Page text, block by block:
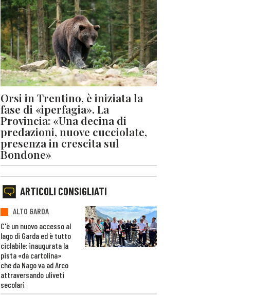
Orsi in Trentino, è iniziata la
fase di «iperfagia». La
Provincia: «Una decina di
predazioni, nuove cucciolate,
presenza in crescita sul
Bondone»
ARTICOLI CONSIGLIATI
ALTO GARDA
C'è un nuovo accesso al
lago di Garda ed è tutto
ciclabile: inaugurata la
pista «da cartolina»
che da Nago va ad Arco
attraversando uliveti
secolari